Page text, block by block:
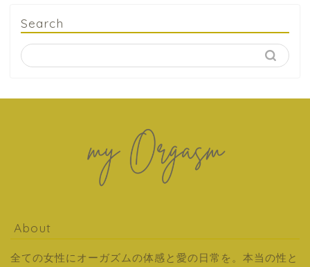
Search
About
全ての女性にオーガズムの体感と愛の日常を。本当の性と